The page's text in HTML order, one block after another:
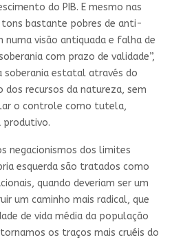
do PIB. E mesmo nas
tons bastante pobres de anti-
visão antiquada e falha de
com prazo de validade”,
soberania estatal através do
recursos da natureza, sem
o controle como tutela,
produtivo.
negacionismos dos limites
esquerda são tratados como
quando deveriam ser um
um caminho mais radical, que
de vida média da população
os traços mais cruéis do